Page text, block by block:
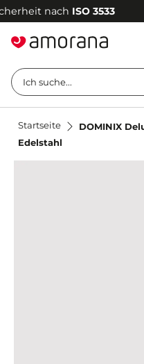
nachISO 3533
Ich suche...
Startseite
DOMINIX
Edelstahl